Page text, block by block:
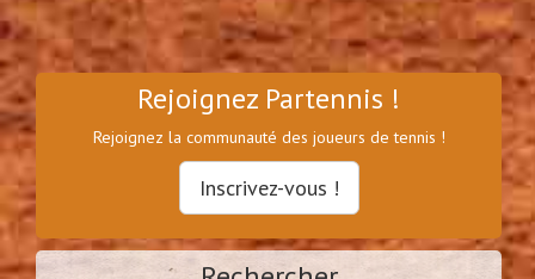
Rejoignez Partennis !
Rejoignez la communauté des joueurs de tennis !
Inscrivez-vous !